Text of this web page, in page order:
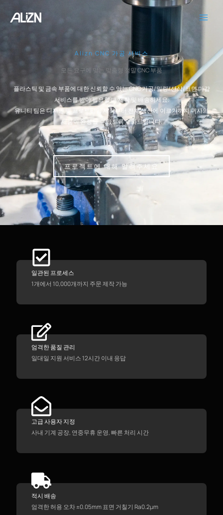
건
너
Alizn CNC 가공 서비스
모든 요구에 맞는 맞춤형 정밀 CNC 부품
플라스틱 및 금속 부품에 대한 신뢰할 수 있는 CNC 가공/밀링/선삭/표면 마감
서비스를 받아 필요할 때 제작 및 배송하세요.
유니티 팀은 디자인 및 프로토타입 제작부터 전체 생산에 이르기까지 귀사의
제품이 완성될 수 있도록 도와드립니다.
프로젝트에 대해 알려주세요
일관된 프로세스
1개에서 10,000개까지 주문 제작 가능
엄격한 품질 관리
일대일 지원 서비스 12시간 이내 응답
고급 사용자 지정
사내 기계 공장, 연중무휴 운영, 빠른 처리 시간
적시 배송
엄격한 허용 오차 ±0.05mm 표면 거칠기 Ra0.2μm